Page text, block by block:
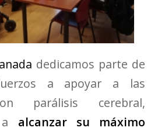
dedicamos parte de
a apoyar a las
parálisis cerebral,
alcanzar su máximo